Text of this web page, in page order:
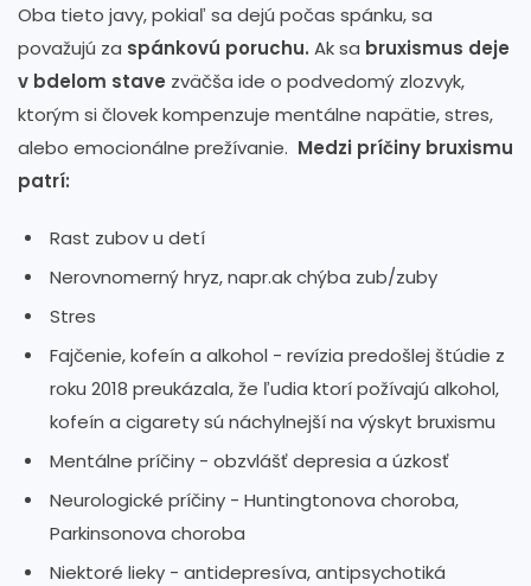
Oba tieto javy, pokiaľ sa dejú počas spánku, sa
považujú za spánkovú poruchu. Ak sa bruxismus deje
v bdelom stave zväčša ide o podvedomý zlozvyk,
ktorým si človek kompenzuje mentálne napätie, stres,
alebo emocionálne prežívanie. Medzi príčiny bruxismu
patrí:
Rast zubov u detí
Nerovnomerný hryz, napr.ak chýba zub/zuby
Stres
Fajčenie, kofeín a alkohol - revízia predošlej štúdie z
roku 2018 preukázala, že ľudia ktorí požívajú alkohol,
kofeín a cigarety sú náchylnejší na výskyt bruxismu
Mentálne príčiny - obzvlášť depresia a úzkosť
Neurologické príčiny - Huntingtonova choroba,
Parkinsonova choroba
Niektoré lieky - antidepresíva, antipsychotiká